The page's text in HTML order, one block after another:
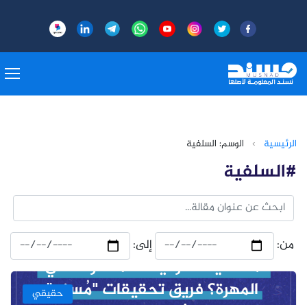
الرئيسية › الوسم: السلفية
#السلفية
من: إلى:
حقيقي